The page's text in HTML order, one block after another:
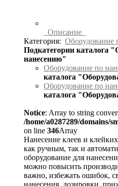
Описание
Категория: Оборудование
Подкатегории каталога
нанесению"
Оборудование по
каталога
Оборудование по
каталога
Notice: Array to string
/home/a0287289/domains/
on line 346Array
Нанесение клеев и
как ручным, так и
оборудование для
можно повысить
важно, избежать ошибок,
нанесения, дозировки,